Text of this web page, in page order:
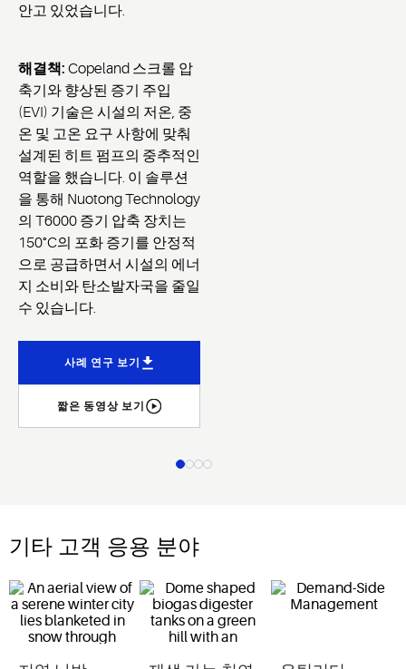
안고 있었습니다.
해결책: Copeland 스크롤 압
축기와 향상된 증기 주입
(EVI) 기술은 시설의 저온, 중
온 및 고온 요구 사항에 맞춰
설계된 히트 펌프의 중추적인
역할을 했습니다. 이 솔루션
을 통해 Nuotong Technology
의 T6000 증기 압축 장치는
150°C의 포화 증기를 안정적
으로 공급하면서 시설의 에너
지 소비와 탄소발자국을 줄일
수 있습니다.
사례 연구 보기
짧은 동영상 보기
기타 고객 응용 분야